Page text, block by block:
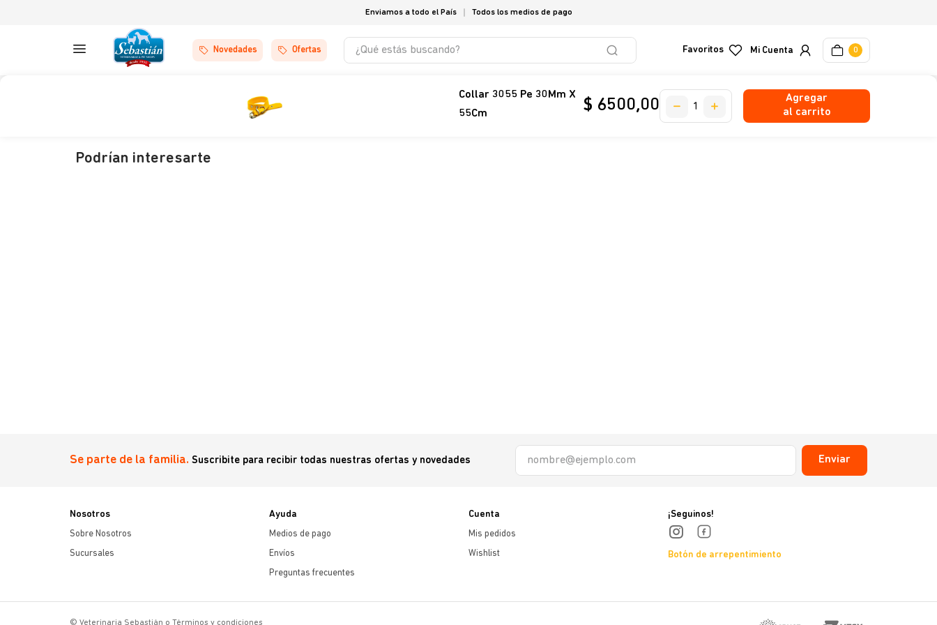
Enviamos a todo el País Todos los medios de pago
Novedades Ofertas
¿Qué estás buscando?
Favoritos 0
Collar 3055 Pe 30Mm X
55Cm
$ 6500,00
Agregar
al carrito
Podrían interesarte
Se parte de la familia. Suscribite para recibir todas nuestras ofertas y novedades Enviar
Nosotros
Sobre Nosotros
Sucursales
Ayuda
Medios de pago
Envíos
Preguntas frecuentes
Cuenta
Mis pedidos
Wishlist
¡Seguinos!
Botón de arrepentimiento
© Veterinaria Sebastián o Términos y condiciones